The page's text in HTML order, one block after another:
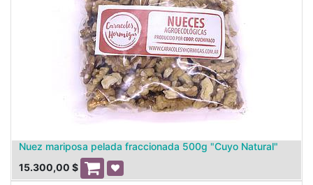
Nuez mariposa pelada fraccionada 500g "Cuyo Natural"
15.300,00 $